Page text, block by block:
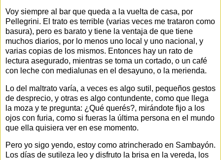
Voy siempre al bar que queda a la vuelta de casa, por
Pellegrini. El trato es terrible (varias veces me trataron como
basura), pero es barato y tiene la ventaja de que tiene
muchos diarios, por lo menos uno local y uno nacional, y
varias copias de los mismos. Entonces hay un rato de
lectura asegurado, mientras se toma un cortado, o un café
con leche con medialunas en el desayuno, o la merienda.
Lo del maltrato varía, a veces es algo sutil, pequeños gestos
de desprecio, y otras es algo contundente, como que llega
la moza y te pregunta: ¿Qué querés?, mirándote fijo a los
ojos con furia, como si fueras la última persona en el mundo
que ella quisiera ver en ese momento.
Pero yo sigo yendo, estoy como atrincherado en Sambayón.
Los días de sutileza leo y disfruto la brisa en la vereda, los